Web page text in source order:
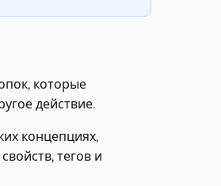
которые
действие.
концепциях,
тегов и